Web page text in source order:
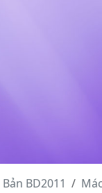
Bản BD2011 Mác